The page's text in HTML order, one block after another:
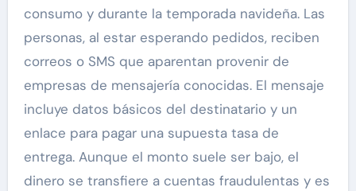
consumo y durante la temporada navideña. Las
personas, al estar esperando pedidos, reciben
correos o SMS que aparentan provenir de
empresas de mensajería conocidas. El mensaje
incluye datos básicos del destinatario y un
enlace para pagar una supuesta tasa de
entrega. Aunque el monto suele ser bajo, el
dinero se transfiere a cuentas fraudulentas y es